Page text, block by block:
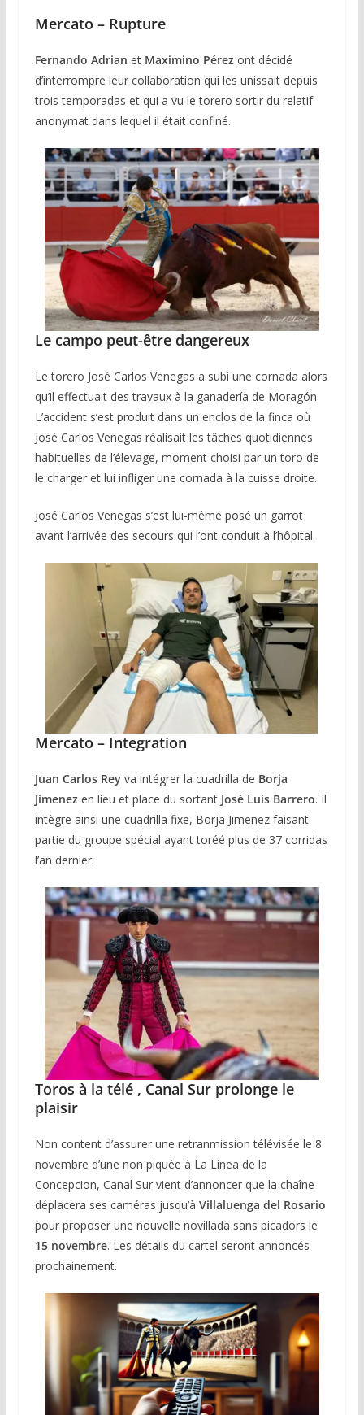
Mercato – Rupture
Fernando Adrian et Maximino Pérez ont décidé
d’interrompre leur collaboration qui les unissait depuis
trois temporadas et qui a vu le torero sortir du relatif
anonymat dans lequel il était confiné.
Le campo peut-être dangereux
Le torero José Carlos Venegas a subi une cornada alors
qu’il effectuait des travaux à la ganadería de Moragón.
L’accident s’est produit dans un enclos de la finca où
José Carlos Venegas réalisait les tâches quotidiennes
habituelles de l’élevage, moment choisi par un toro de
le charger et lui infliger une cornada à la cuisse droite.
José Carlos Venegas s’est lui-même posé un garrot
avant l’arrivée des secours qui l’ont conduit à l’hôpital.
Mercato – Integration
Juan Carlos Rey va intégrer la cuadrilla de Borja
Jimenezen lieu et place du sortant José Luis Barrero. Il
intègre ainsi une cuadrilla fixe, Borja Jimenez faisant
partie du groupe spécial ayant toréé plus de 37 corridas
l’an dernier.
Toros à la télé , Canal Sur prolonge le
plaisir
Non content d’assurer une retranmission télévisée le 8
novembre d’une non piquée à La Linea de la
Concepcion, Canal Sur vient d’annoncer que la chaîne
déplacera ses caméras jusqu’à Villaluenga del Rosario
pour proposer une nouvelle novillada sans picadors le
15 novembre. Les détails du cartel seront annoncés
prochainement.